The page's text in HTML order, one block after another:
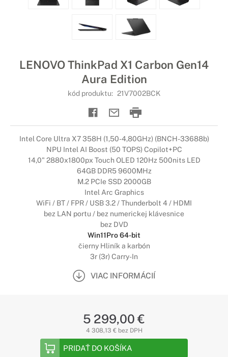
LENOVO ThinkPad X1 Carbon Gen14
Aura Edition
kód produktu: 21V7002BCK
Intel Core Ultra X7 358H (1,50-4,80GHz) (BNCH-33688b)
NPU Intel AI Boost (50 TOPS) Copilot+PC
14,0" 2880x1800px Touch OLED 120Hz 500nits LED
64GB DDR5 9600MHz
M.2 PCIe SSD 2000GB
Intel Arc Graphics
WiFi / BT / FPR / USB 3.2 / Thunderbolt 4 / HDMI
bez LAN portu / bez numerickej klávesnice
bez DVD
Win11Pro 64-bit
čierny Hliník a karbón
3r (3r) Carry-In
VIAC INFORMÁCIÍ
5 299,00 €
4 308,13 € bez DPH
PRIDAŤ DO KOŠÍKA